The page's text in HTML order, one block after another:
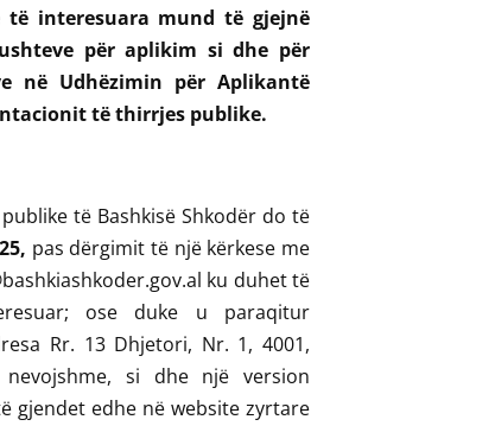
interesuara mund të gjejnë
për aplikim si dhe për
në Udhëzimin për Aplikantë
të thirrjes publike.
të Bashkisë Shkodër do të
pas dërgimit të një kërkese me
ku duhet të
ose duke u paraqitur
Rr. 13 Dhjetori, Nr. 1, 4001,
si dhe një version
gjendet edhe në website zyrtare